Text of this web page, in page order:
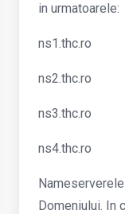
in urmatoarele:
ns1.thc.ro
ns2.thc.ro
ns3.thc.ro
ns4.thc.ro
Domeniului. In